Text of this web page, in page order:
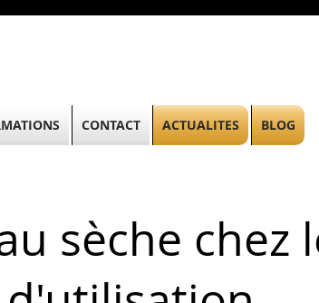
sèche chez
CONTACT ACTUALITES BLOG